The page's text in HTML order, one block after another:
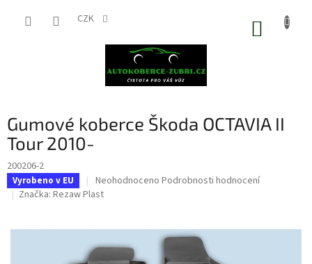
CZK
Gumové koberce Škoda OCTAVIA II
Tour 2010-
200206-2
Vyrobeno v EU
Průměrné
hodnocení
0,0
z
Neohodnoceno Podrobnosti hodnocení
Značka: Rezaw Plast